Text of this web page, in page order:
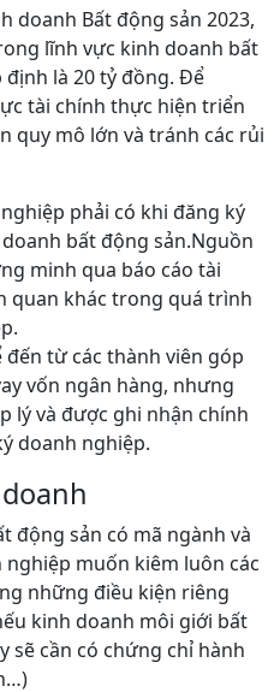
doanh Bất động sản 2023,
lĩnh vực kinh doanh bất
là 20 tỷ đồng. Để
tài chính thực hiện triển
quy mô lớn và tránh các rủi
phải có khi đăng ký
bất động sản.Nguồn
minh qua báo cáo tài
quan khác trong quá trình
từ các thành viên góp
vốn ngân hàng, nhưng
lý và được ghi nhận chính
doanh nghiệp.
động sản có mã ngành và
muốn kiêm luôn các
những điều kiện riêng
kinh doanh môi giới bất
sẽ cần có chứng chỉ hành